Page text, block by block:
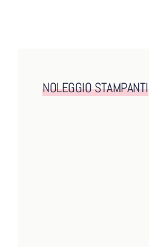
NOLEGGIO STAMPANTI